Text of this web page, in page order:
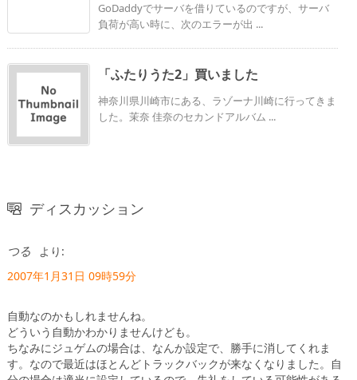
GoDaddyでサーバを借りているのですが、サーバ
負荷が高い時に、次のエラーが出 ...
「ふたりうた2」買いました
神奈川県川崎市にある、ラゾーナ川崎に行ってきま
した。茉奈 佳奈のセカンドアルバム ...
ディスカッション
つる
より:
2007年1月31日 09時59分
自動なのかもしれませんね。
どういう自動かわかりませんけども。
ちなみにジュゲムの場合は、なんか設定で、勝手に消してくれま
す。なので最近はほとんどトラックバックが来なくなりました。自